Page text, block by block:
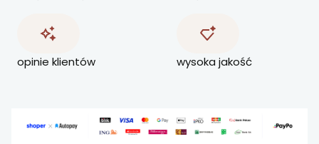
opinie klientów wysoka jakość